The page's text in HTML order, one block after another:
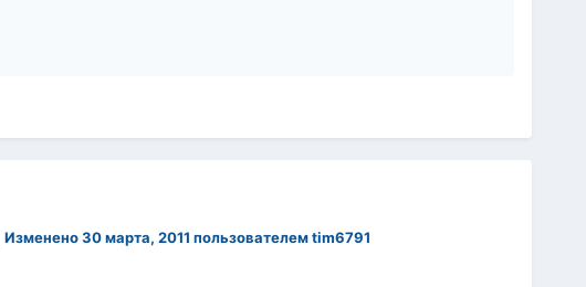
Изменено30 марта, 2011 пользователем tim6791